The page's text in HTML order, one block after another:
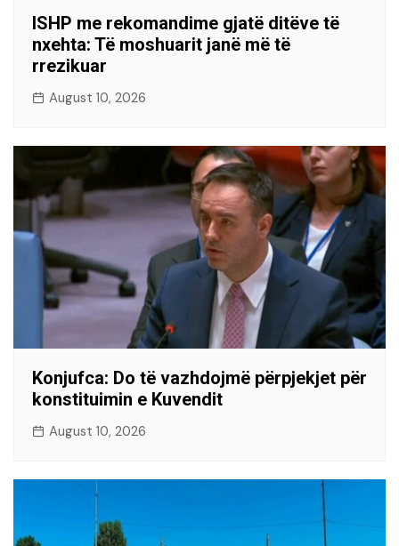
ISHP me rekomandime gjatë ditëve të
nxehta: Të moshuarit janë më të
rrezikuar
August 10, 2026
Konjufca: Do të vazhdojmë përpjekjet për
konstituimin e Kuvendit
August 10, 2026